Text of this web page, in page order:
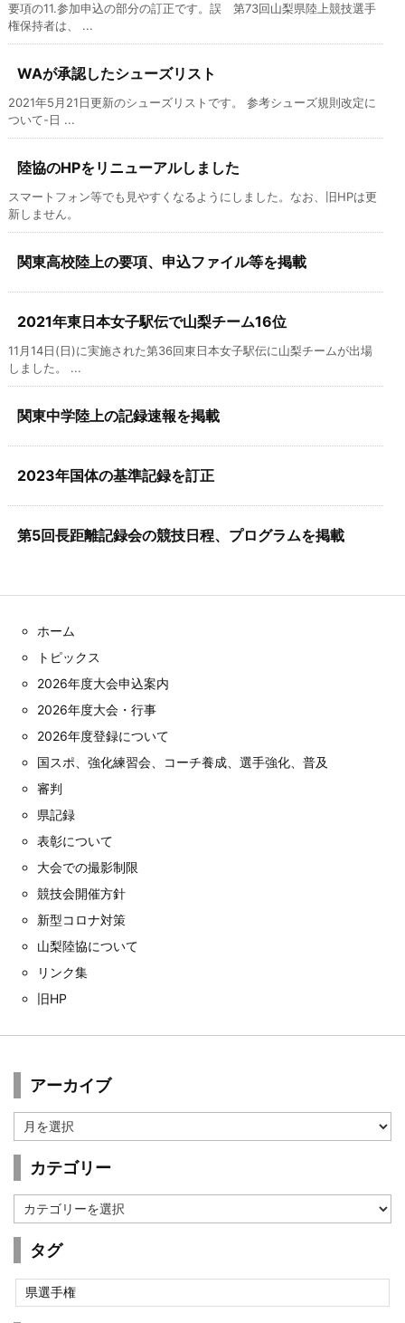
要項の11.参加申込の部分の訂正です。誤 第73回山梨県陸上競技選手
権保持者は、 ...
WAが承認したシューズリスト
2021年5月21日更新のシューズリストです。 参考シューズ規則改定に
ついて-日 ...
陸協のHPをリニューアルしました
スマートフォン等でも見やすくなるようにしました。なお、旧HPは更
新しません。
関東高校陸上の要項、申込ファイル等を掲載
2021年東日本女子駅伝で山梨チーム16位
11月14日(日)に実施された第36回東日本女子駅伝に山梨チームが出場
しました。 ...
関東中学陸上の記録速報を掲載
2023年国体の基準記録を訂正
第5回長距離記録会の競技日程、プログラムを掲載
ホーム
トピックス
2026年度大会申込案内
2026年度大会・行事
2026年度登録について
国スポ、強化練習会、コーチ養成、選手強化、普及
審判
県記録
表彰について
大会での撮影制限
競技会開催方針
新型コロナ対策
山梨陸協について
リンク集
旧HP
アーカイブ
ー
カ
カテゴリー
テ
ゴ
タグ
県選手権